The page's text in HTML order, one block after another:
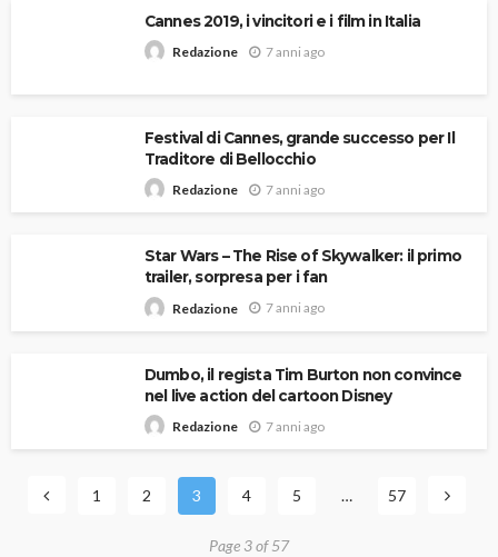
Cannes 2019, i vincitori e i film in Italia
Redazione 7 anni ago
Festival di Cannes, grande successo per Il
Traditore di Bellocchio
Redazione 7 anni ago
Star Wars – The Rise of Skywalker: il primo
trailer, sorpresa per i fan
Redazione 7 anni ago
Dumbo, il regista Tim Burton non convince
nel live action del cartoon Disney
Redazione 7 anni ago
1 2 3 4 5 … 57
Page 3 of 57